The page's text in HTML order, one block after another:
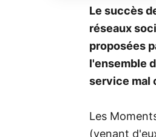
Le succès
réseaux
proposées
l'ensemble
service mal
Les